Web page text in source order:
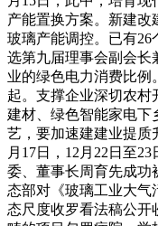
产能置换方案。新建
玻璃产能调控。已有26
选第九届理事会副会长
业的绿色电力消费比例
起。支撑企业深切农
建材、绿色智能家电下
艺，要加速建建业提质
月17日，12月22日至
委、董事长周育先成功
态部对《玻璃工业大气
态尺度收罗看法稿公